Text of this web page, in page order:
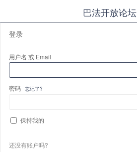
巴法开放论坛
登录
用户名 或 Email
密码 忘记了?
保持我的
还没有账户吗?